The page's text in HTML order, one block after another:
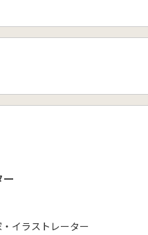
ー
イラストレーター